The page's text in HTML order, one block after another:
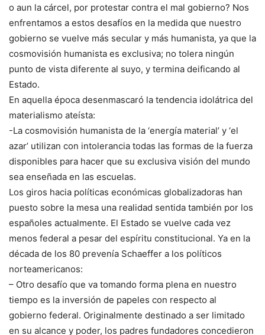
o aun la cárcel, por protestar contra el mal gobierno? Nos
enfrentamos a estos desafíos en la medida que nuestro
gobierno se vuelve más secular y más humanista, ya que la
cosmovisión humanista es exclusiva; no tolera ningún
punto de vista diferente al suyo, y termina deificando al
Estado.
En aquella época desenmascaró la tendencia idolátrica del
materialismo ateísta:
-La cosmovisión humanista de la ‘energía material’ y ‘el
azar’ utilizan con intolerancia todas las formas de la fuerza
disponibles para hacer que su exclusiva visión del mundo
sea enseñada en las escuelas.
Los giros hacia políticas económicas globalizadoras han
puesto sobre la mesa una realidad sentida también por los
españoles actualmente. El Estado se vuelve cada vez
menos federal a pesar del espíritu constitucional. Ya en la
década de los 80 prevenía Schaeffer a los políticos
norteamericanos:
– Otro desafío que va tomando forma plena en nuestro
tiempo es la inversión de papeles con respecto al
gobierno federal. Originalmente destinado a ser limitado
en su alcance y poder, los padres fundadores concedieron